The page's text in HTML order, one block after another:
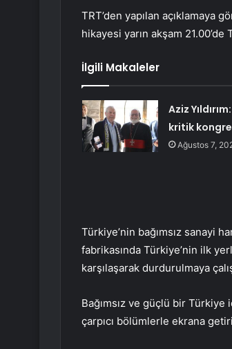
TRT’den yapılan açıklamaya
hikayesi yarın akşam
İlgili Makaleler
Aziz
kritik kongre
Ağustos 7,
Türkiye’nin bağımsız sanayi
fabrikasında Türkiye’nin ilk
karşılaşarak durdurulmaya
Bağımsız ve güçlü bir
çarpıcı bölümlerle ekrana